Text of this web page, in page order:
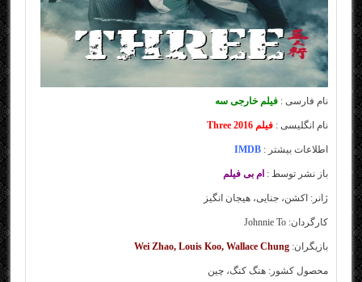
نام فارسی :فیلم خارجی سه
نام انگلیسی :فیلم Three 2016
اطلاعات بیشتر :IMDB
باز نشر توسط : ام بی فیلم
ژانر: اکشن، جنایی، هیجان انگیز
کارگردان: Johnnie To
بازیگران:Wei Zhao, Louis Koo, Wallace Chung
محصول کشور: هنگ کنگ، چین